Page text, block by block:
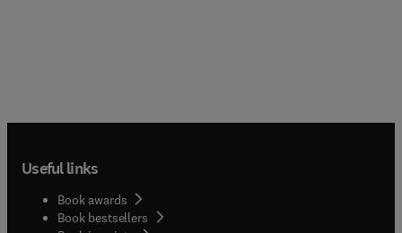
Useful links
Book awards
Book bestsellers